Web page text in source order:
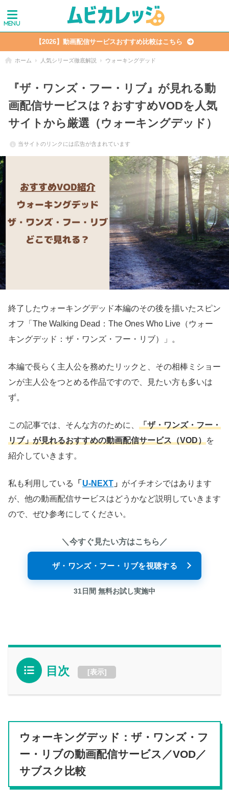
【2026】動画配信サービスおすすめ比較はこちら
ホーム 人気シリーズ徹底解説 ウォーキングデッド
『ザ・ワンズ・フー・リブ』が見れる動
画配信サービスは？おすすめVODを人気
サイトから厳選（ウォーキングデッド）
当サイトのリンクには広告が含まれています
終了したウォーキングデッド本編のその後を描いたスピン
オフ「The Walking Dead：The Ones Who Live（ウォー
キングデッド：ザ・ワンズ・フー・リブ）」。
本編で長らく主人公を務めたリックと、その相棒ミショー
ンが主人公をつとめる作品ですので、見たい方も多いは
ず。
この記事では、そんな方のために、 「ザ・ワンズ・フー・
リブ」が見れるおすすめの動画配信サービス（VOD）を
紹介していきます。
私も利用している 「 U-NEXT 」 がイチオシではあります
が、他の動画配信サービスはどうかなど説明していきます
ので、ぜひ参考にしてください。
＼今すぐ見たい方はこちら／
ザ・ワンズ・フー・リブを視聴する
31日間 無料お試し実施中
目次 [表示]
ウォーキングデッド：ザ・ワンズ・フ
ー・リブの動画配信サービス／VOD／
サブスク比較